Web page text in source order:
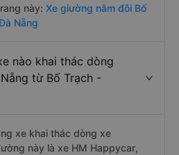
này: Xe giường nằm đôi Bố
Nẵng
nào khai thác dòng
từ Bố Trạch -
xe khai thác dòng xe
này là xe HM Happycar,